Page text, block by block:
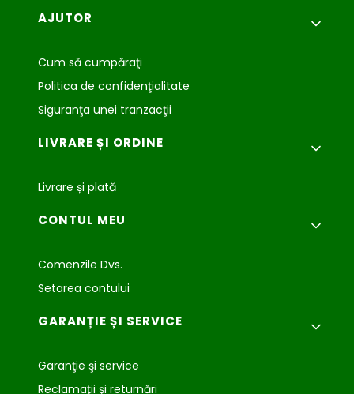
Meniu subsol
AJUTOR
Cum să cumpăraţi
Politica de confidenţialitate
Siguranţa unei tranzacţii
LIVRARE ȘI ORDINE
Livrare și plată
CONTUL MEU
Comenzile Dvs.
Setarea contului
GARANȚIE ȘI SERVICE
Garanţie şi service
Reclamaţii şi returnări